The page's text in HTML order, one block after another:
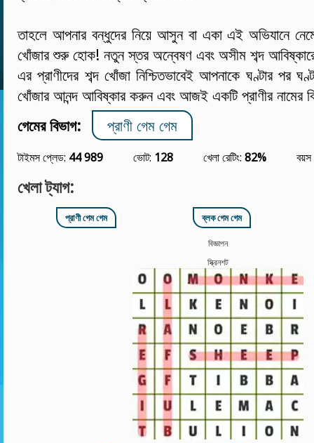
তাহলে আপনার বন্ধুদের নিয়ে আসুন বা একা এই অভিযানে
খোঁজার শুরু হোক! নতুন স্তর অন্বেষণ এবং অসীম শব্দ
এর প্রাণীদের শব্দ খোঁজা নিশ্চিতভাবেই আপনাকে ঘণ্টার পর
খোঁজার আনন্দ আবিষ্কার করুন এবং আজই একটি প্রাণীর নামের
গেমের বিভাগ:
প্রাণী গেম গেম
টাইমস প্লেড: 44 989 ভোট: 128 খেলা রেটিং: 82% বয়স
খেলা ট্যাগ:
প্রাণী গেম গেম ব্লক গেম গেম
বিজ্ঞাপন
স্ক্রিনশট